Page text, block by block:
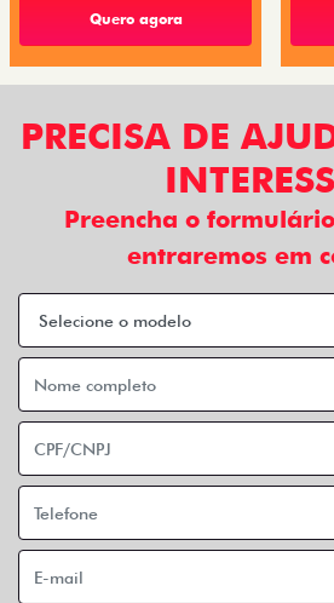
Quero agora
PRECISA DE
Preencha o
entraremos em